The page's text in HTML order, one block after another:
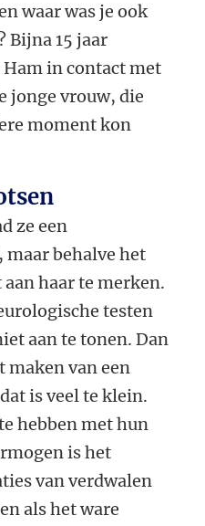
waar was je ook
Bijna 15 jaar
Ham in contact met
jonge vrouw, die
moment kon
ze een
behalve het
haar te merken.
testen
aan te tonen. Dan
maken van een
is veel te klein.
hebben met hun
is het
van verdwalen
als het ware